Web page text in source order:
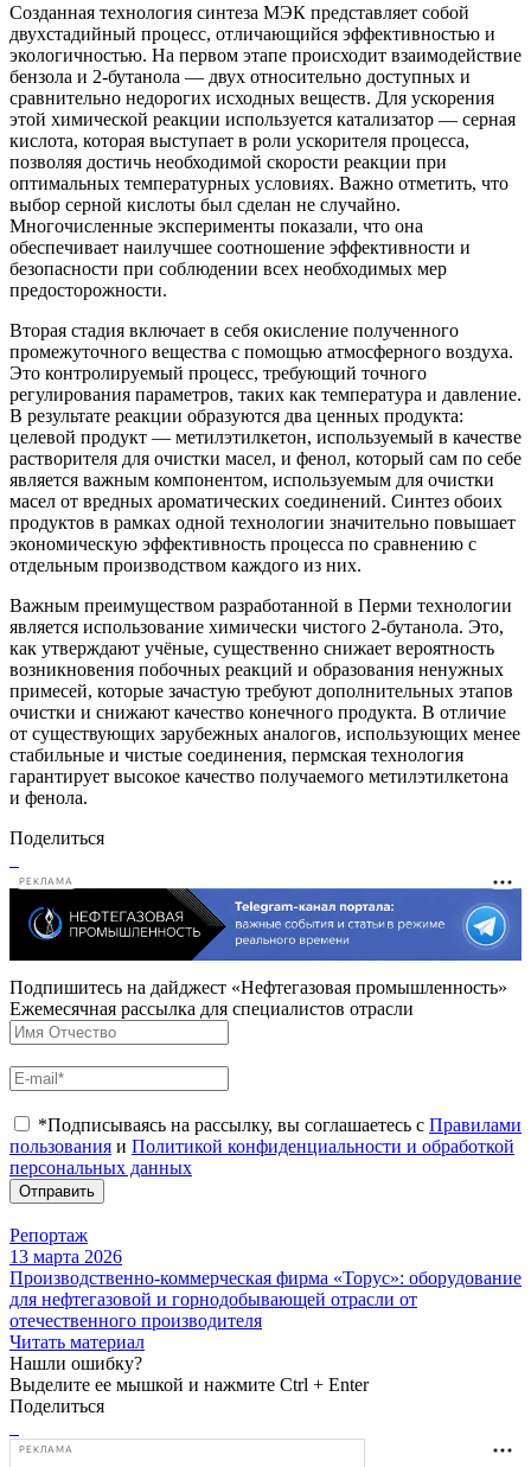
Созданная технология синтеза МЭК представляет собой
двухстадийный процесс, отличающийся эффективностью и
экологичностью. На первом этапе происходит взаимодействие
бензола и 2-бутанола — двух относительно доступных и
сравнительно недорогих исходных веществ. Для ускорения
этой химической реакции используется катализатор — серная
кислота, которая выступает в роли ускорителя процесса,
позволяя достичь необходимой скорости реакции при
оптимальных температурных условиях. Важно отметить, что
выбор серной кислоты был сделан не случайно.
Многочисленные эксперименты показали, что она
обеспечивает наилучшее соотношение эффективности и
безопасности при соблюдении всех необходимых мер
предосторожности.
Вторая стадия включает в себя окисление полученного
промежуточного вещества с помощью атмосферного воздуха.
Это контролируемый процесс, требующий точного
регулирования параметров, таких как температура и давление.
В результате реакции образуются два ценных продукта:
целевой продукт — метилэтилкетон, используемый в качестве
растворителя для очистки масел, и фенол, который сам по себе
является важным компонентом, используемым для очистки
масел от вредных ароматических соединений. Синтез обоих
продуктов в рамках одной технологии значительно повышает
экономическую эффективность процесса по сравнению с
отдельным производством каждого из них.
Важным преимуществом разработанной в Перми технологии
является использование химически чистого 2-бутанола. Это,
как утверждают учёные, существенно снижает вероятность
возникновения побочных реакций и образования ненужных
примесей, которые зачастую требуют дополнительных этапов
очистки и снижают качество конечного продукта. В отличие
от существующих зарубежных аналогов, использующих менее
стабильные и чистые соединения, пермская технология
гарантирует высокое качество получаемого метилэтилкетона
и фенола.
Поделиться
РЕКЛАМА
Подпишитесь на дайджест «Нефтегазовая промышленность»
Ежемесячная рассылка для специалистов отрасли
*Подписываясь на рассылку, вы соглашаетесь с Правилами
пользования и Политикой конфиденциальности и обработкой
персональных данных
Отправить
Репортаж
13 марта 2026
Производственно-коммерческая фирма «Торус»: оборудование
для нефтегазовой и горнодобывающей отрасли от
отечественного производителя
Читать материал
Нашли ошибку?
Выделите ее мышкой и нажмите Ctrl + Enter
Поделиться
РЕКЛАМА